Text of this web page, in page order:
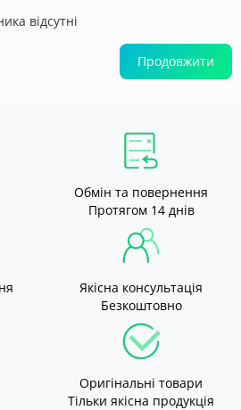
відсутні
Продовжити
Обмін та повернення
Протягом 14 днів
Якісна консультація
Безкоштовно
Оригінальні товари
Тільки якісна продукція